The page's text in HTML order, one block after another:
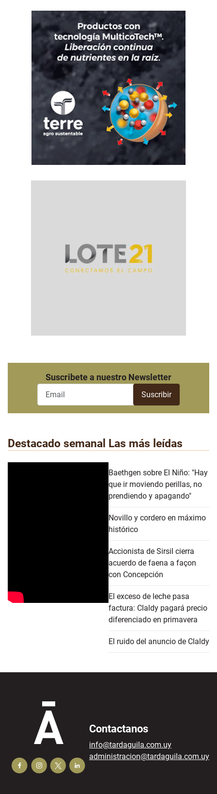
Suscribete a nuestro Newsletter
Destacado semanal Las más leídas
Baethgen sobre El Niño: "Hay
que ir moviendo perillas, no
prendiendo y apagando"
Novillo y cordero en máximo
histórico
Accionista de Sirsil cierra
acuerdo de faena a façon
con Concepción
El exceso de leche pasa
factura: Claldy pagará precio
diferenciado en primavera
El ruido del anuncio de Claldy
Contactanos
info@tardaguila.com.uy
administracion@tardaguila.com.uy